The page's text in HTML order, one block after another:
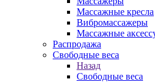
Массажные кресла
Вибромассажеры
Массажные
Распродажа
Свободные веса
Назад
Свободные веса